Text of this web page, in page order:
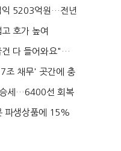
익 5203억원…전년
호가 높여
채' 20...
다 들어와요"…
...
조 채무' 곳간에 충
세…6400선 회복
파생상품에 15%